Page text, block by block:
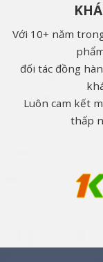
Với 10+ năm
đối tác đồng
Luôn cam kết
thấp